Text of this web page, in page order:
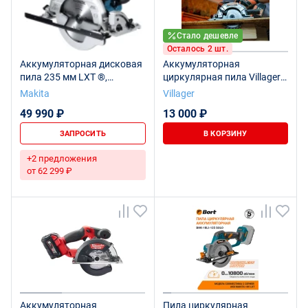
Аккумуляторная дисковая
пила 235 мм LXT ®,
DHS900ZU
Makita
49 990 ₽
ЗАПРОСИТЬ
+2 предложения
от 62 299 ₽
Стало дешевле
Осталось 2 шт.
Аккумуляторная
циркулярная пила Villager
VLN 1620
Villager
13 000 ₽
В КОРЗИНУ
Аккумуляторная Пила циркулярная